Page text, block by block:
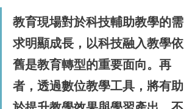
教育現場對於科技輔助教學的需
求明顯成長，以科技融入教學依
舊是教育轉型的重要面向。再
者，透過數位教學工具，將有助